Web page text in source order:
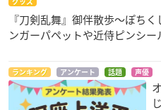
『刀剣乱舞』御伴散歩～ぽち
ンガーパペットや近侍ピンシー
ランキング アンケート 話題 声優